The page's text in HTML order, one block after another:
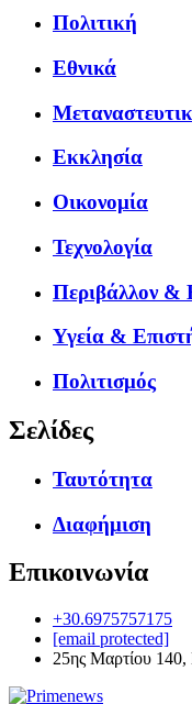
Πολιτική
Εθνικά
Εκκλησία
Οικονομία
Τεχνολογία
Περιβάλλον &
Υγεία &
Πολιτισμός
Σελίδες
Ταυτότητα
Διαφήμιση
Επικοινωνία
+30.6975757175
[email protected]
25ης Μαρτίου